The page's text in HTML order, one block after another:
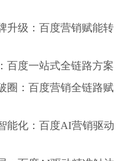
升级：百度营销赋能转
百度一站式全链路方案
圈：百度营销全链路赋
能化：百度AI营销驱动